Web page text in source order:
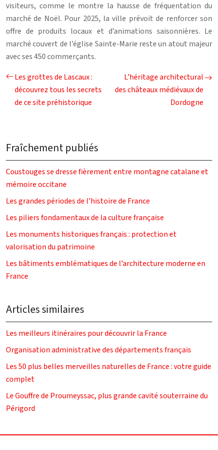
visiteurs, comme le montre la hausse de fréquentation du
marché de Noël. Pour 2025, la ville prévoit de renforcer son
offre de produits locaux et d’animations saisonnières. Le
marché couvert de l’église Sainte-Marie reste un atout majeur
avec ses 450 commerçants.
Les grottes de Lascaux :
découvrez tous les secrets
de ce site préhistorique
L’héritage architectural
des châteaux médiévaux de
Dordogne
Fraîchement publiés
Coustouges se dresse fièrement entre montagne catalane et
mémoire occitane
Les grandes périodes de l’histoire de France
Les piliers fondamentaux de la culture française
Les monuments historiques français : protection et
valorisation du patrimoine
Les bâtiments emblématiques de l’architecture moderne en
France
Articles similaires
Les meilleurs itinéraires pour découvrir la France
Organisation administrative des départements français
Les 50 plus belles merveilles naturelles de France : votre guide
complet
Le Gouffre de Proumeyssac, plus grande cavité souterraine du
Périgord